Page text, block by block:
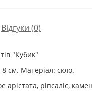
Відгуки (0)
"Кубик"
см. Матеріал: скло.
арістата, ріпсаліс,